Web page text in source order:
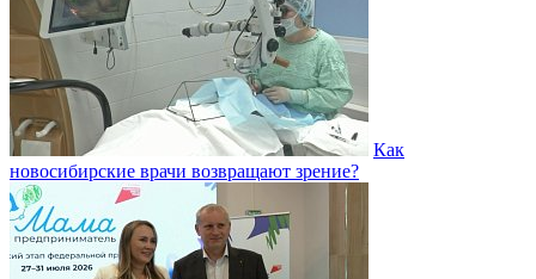
Как
новосибирские врачи возвращают зрение?